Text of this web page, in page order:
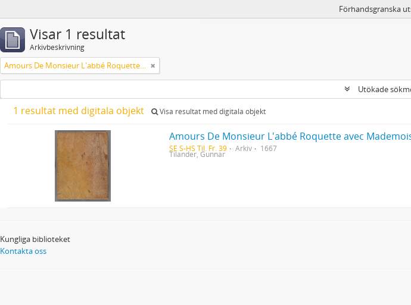
Förhandsgranska
Visar 1 resultat
Arkivbeskrivning
Amours De Monsieur L'abbé Roquette avec Mademoiselle de Montauzier par Monsieur L'abbé Le Camus 1667
Utökade
1 resultat med digitala objekt Visa resultat med digitala objekt
Amours De Monsieur L'abbé Roquette avec
SE S-HS Til. Fr. 39 Arkiv 1667
Tilander, Gunnar
Kungliga biblioteket
Kontakta oss